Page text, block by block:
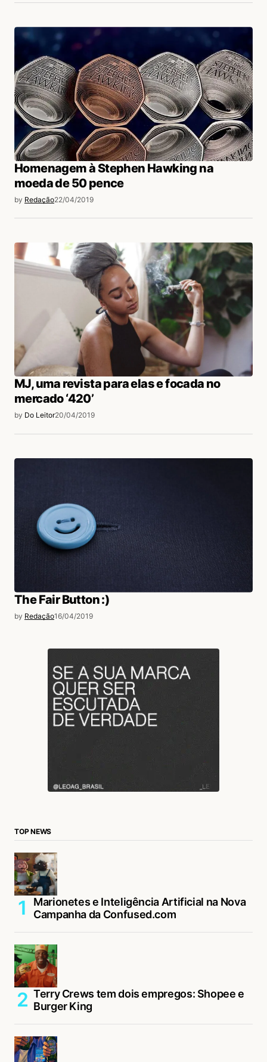
Homenagem à Stephen Hawking na
moeda de 50 pence
by Redação22/04/2019
MJ, uma revista para elas e focada no
mercado ‘420’
by Do Leitor20/04/2019
The Fair Button :)
by Redação16/04/2019
TOP NEWS
Marionetes e Inteligência Artificial na Nova
Campanha da Confused.com
Terry Crews tem dois empregos: Shopee e
Burger King